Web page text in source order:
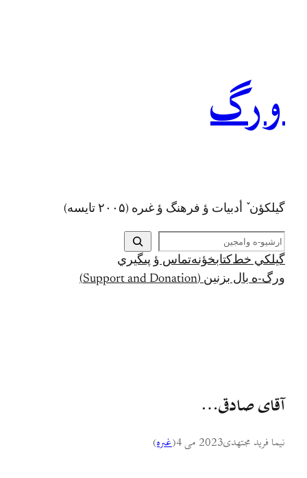
ورگ
گيلکؤن ٚ أدبیات ؤ فرهنگ ؤ غىره (۲۰۰۵ تايسه)
ج
س
ت
ج
گيلکي خط کتابخؤنهتماس ؤ پىگيري
ورگ-ه بال بزنين (Support and Donation)
آقای صادقی…
نیما فرید مجتهدی2023 می 4 (غىره)